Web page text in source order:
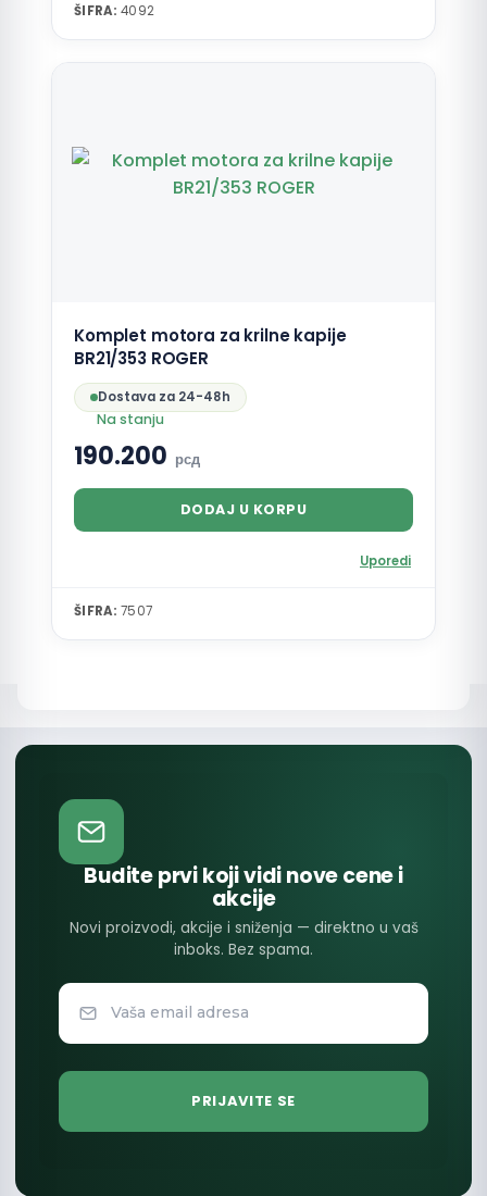
ŠIFRA: 4092
Komplet motora za krilne kapije
BR21/353 ROGER
Dostava za 24-48h
Na stanju
190.200 рсд
DODAJ U KORPU
Uporedi
ŠIFRA: 7507
Budite prvi koji vidi nove cene i
akcije
Novi proizvodi, akcije i sniženja — direktno u vaš
inboks. Bez spama.